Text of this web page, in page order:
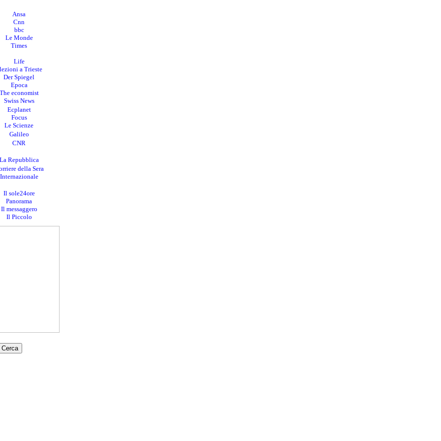
Ansa
Cnn
bbc
Le Monde
Times
Life
a Trieste
Der Spiegel
Epoca
economist
Swiss News
Ecplanet
Focus
Le Scienze
Galileo
CNR
Repubblica
della Sera
Internazionale
Il sole24ore
Panorama
Il messaggero
Il Piccolo